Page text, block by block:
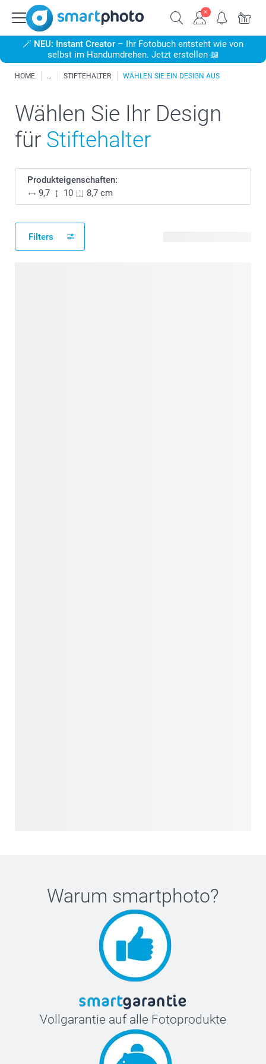
🪄 NEU: Instant Creator – Ihr Fotobuch entsteht wie von
selbst im Handumdrehen. Jetzt erstellen 📖
HOME STIFTEHALTER WÄHLEN SIE EIN DESIGN AUS
Wählen Sie Ihr Design
für Stiftehalter
Produkteigenschaften:
9,7
10 8,7 cm
Filters
Warum smartphoto?
Vollgarantie auf alle Fotoprodukte